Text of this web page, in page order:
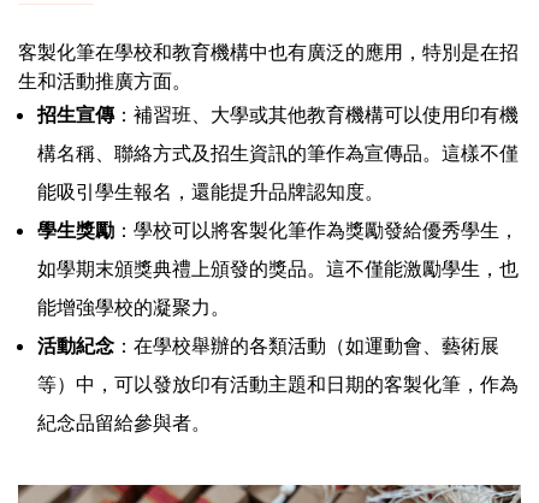
客製化筆在學校和教育機構中也有廣泛的應用，特別是在招
生和活動推廣方面。
招生宣傳：補習班、大學或其他教育機構可以使用印有機
構名稱、聯絡方式及招生資訊的筆作為宣傳品。這樣不僅
能吸引學生報名，還能提升品牌認知度。
學生獎勵 ：學校可以將客製化筆作為獎勵發給優秀學生，
如學期末頒獎典禮上頒發的獎品。這不僅能激勵學生，也
能增強學校的凝聚力。
活動紀念 ：在學校舉辦的各類活動（如運動會、藝術展
等）中，可以發放印有活動主題和日期的客製化筆，作為
紀念品留給參與者。